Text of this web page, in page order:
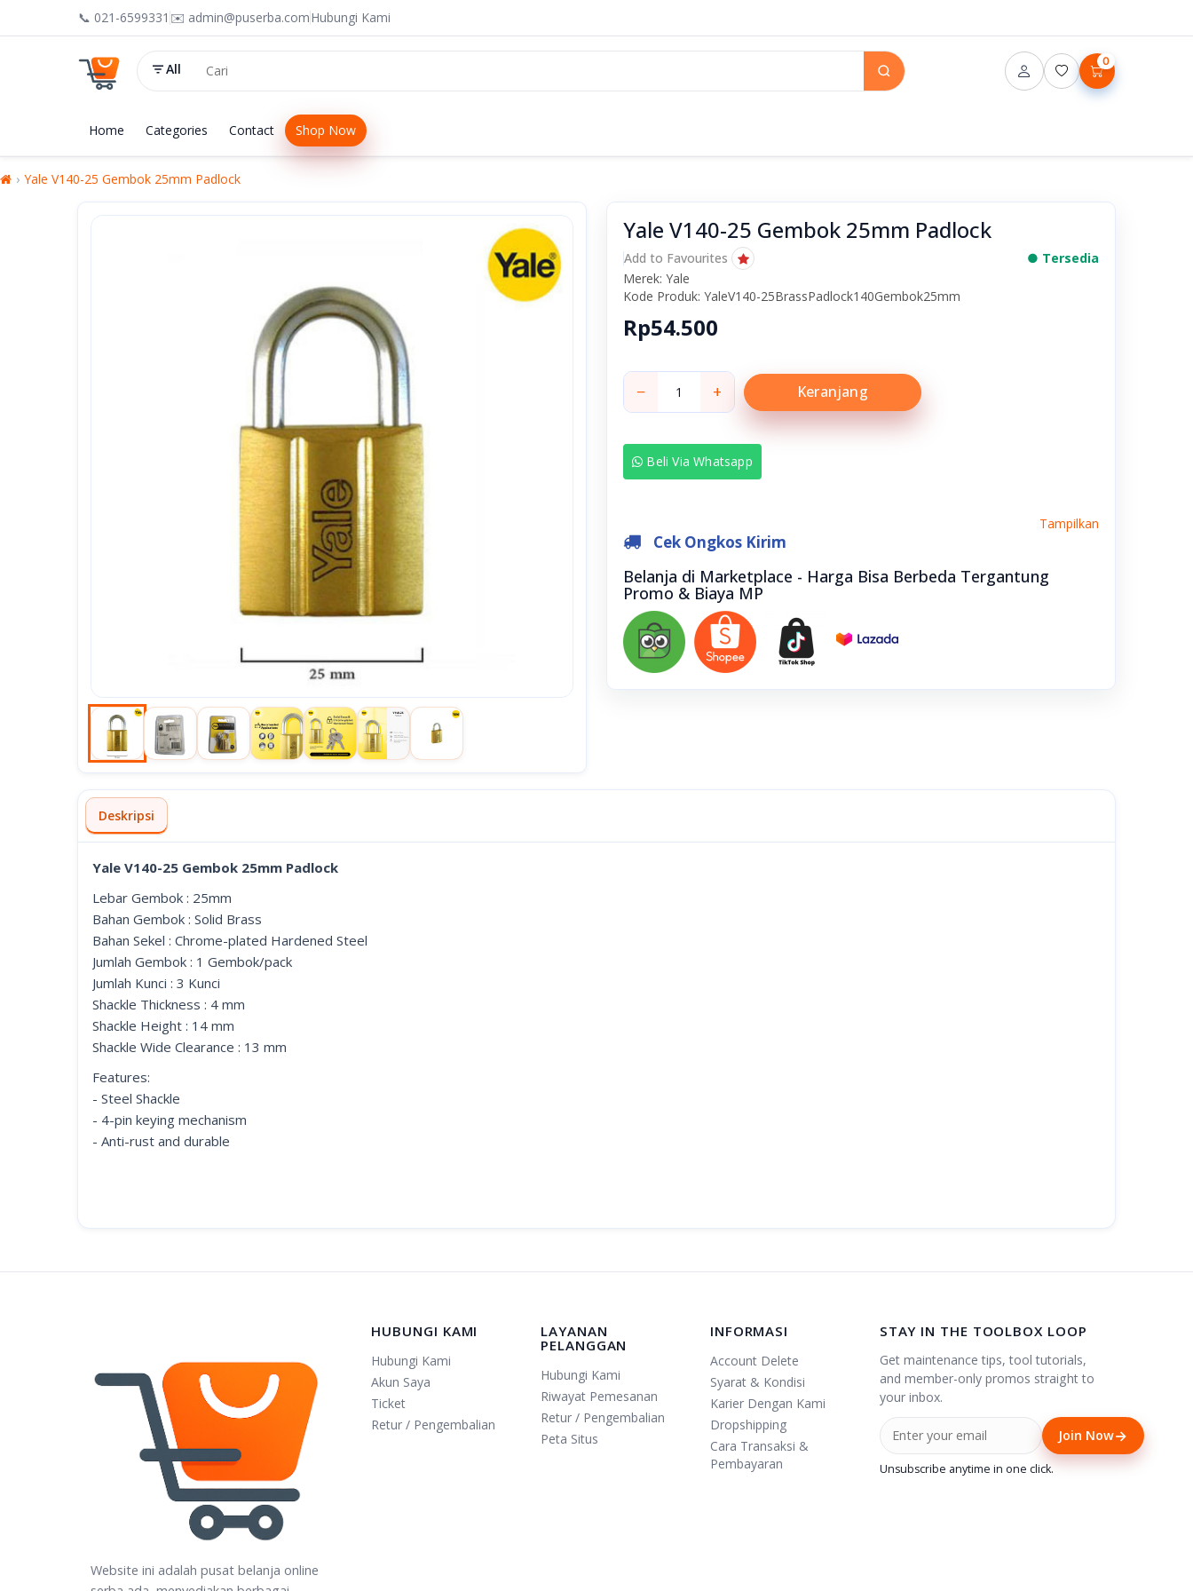
📞 021-6599331 ✉️ admin@puserba.comHubungi Kami
All 0
Home Categories Contact Shop Now
Yale V140-25 Gembok 25mm Padlock
Yale V140-25 Gembok 25mm Padlock
Add to Favourites
● Tersedia
Merek: Yale
Kode Produk: YaleV140-25BrassPadlock140Gembok25mm
Rp54.500
− + Keranjang
Beli Via Whatsapp
Cek Ongkos Kirim
Tampilkan
Belanja di Marketplace - Harga Bisa Berbeda Tergantung
Promo & Biaya MP
Deskripsi
Yale V140-25 Gembok 25mm Padlock
Lebar Gembok : 25mm
Bahan Gembok : Solid Brass
Bahan Sekel : Chrome-plated Hardened Steel
Jumlah Gembok : 1 Gembok/pack
Jumlah Kunci : 3 Kunci
Shackle Thickness : 4 mm
Shackle Height : 14 mm
Shackle Wide Clearance : 13 mm
Features:
- Steel Shackle
- 4-pin keying mechanism
- Anti-rust and durable
Website ini adalah pusat belanja online
HUBUNGI KAMI
Hubungi Kami
Akun Saya
Ticket
Retur / Pengembalian
LAYANAN
PELANGGAN
Hubungi Kami
Riwayat Pemesanan
Retur / Pengembalian
Peta Situs
INFORMASI
Account Delete
Syarat & Kondisi
Karier Dengan Kami
Dropshipping
Cara Transaksi &
Pembayaran
STAY IN THE TOOLBOX LOOP
Get maintenance tips, tool tutorials,
and member-only promos straight to
your inbox.
Join Now→
Unsubscribe anytime in one click.